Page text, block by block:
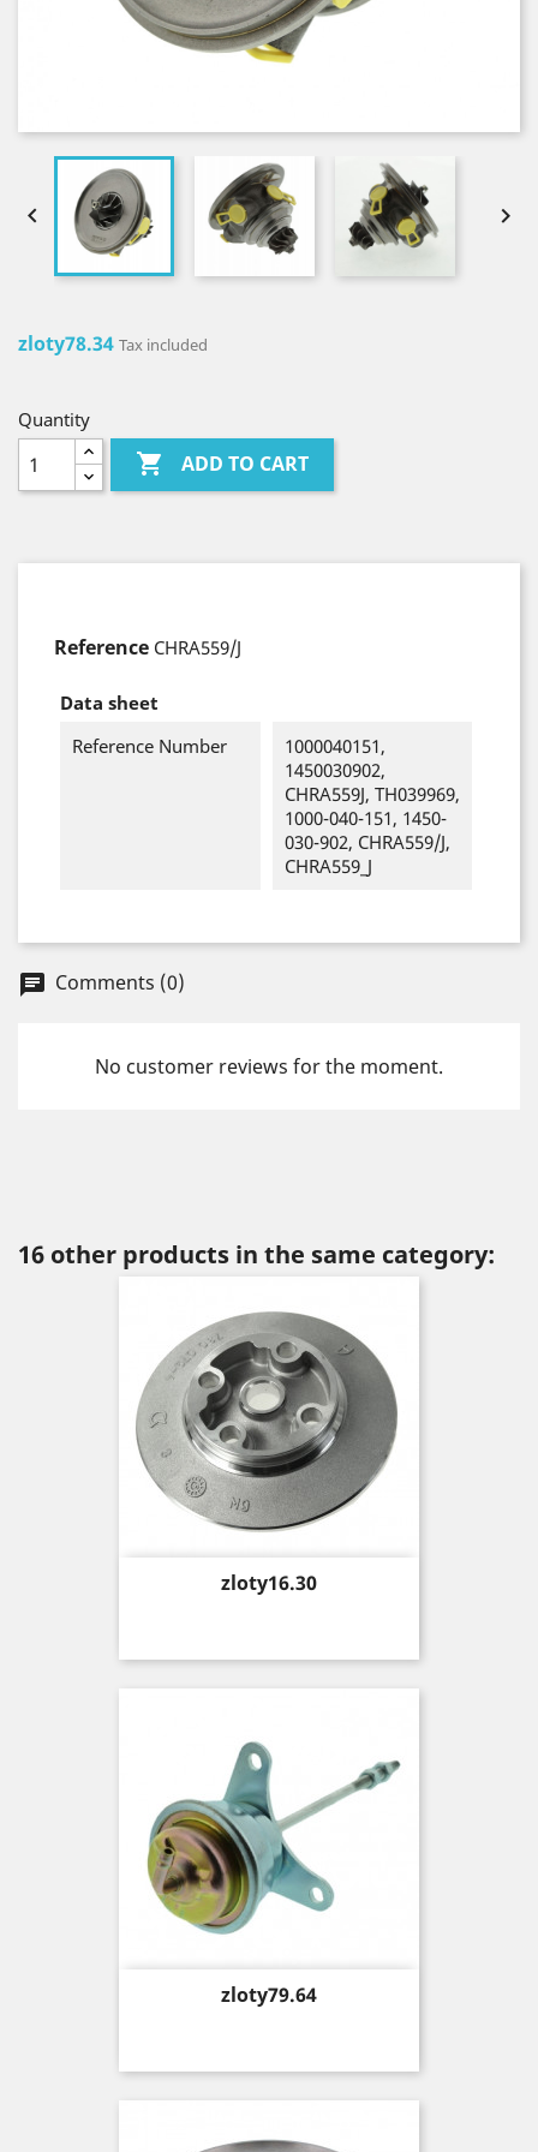
 
zloty78.34 Tax included
Quantity
 ADD TO CART
Reference CHRA559/J
Data sheet
Reference Number
1000040151,
1450030902,
CHRA559J, TH039969,
1000-040-151, 1450-
030-902, CHRA559/J,
CHRA559_J
chat Comments (0)
No customer reviews for the moment.
16 other products in the same category:
Price
zloty16.30
Price
zloty79.64